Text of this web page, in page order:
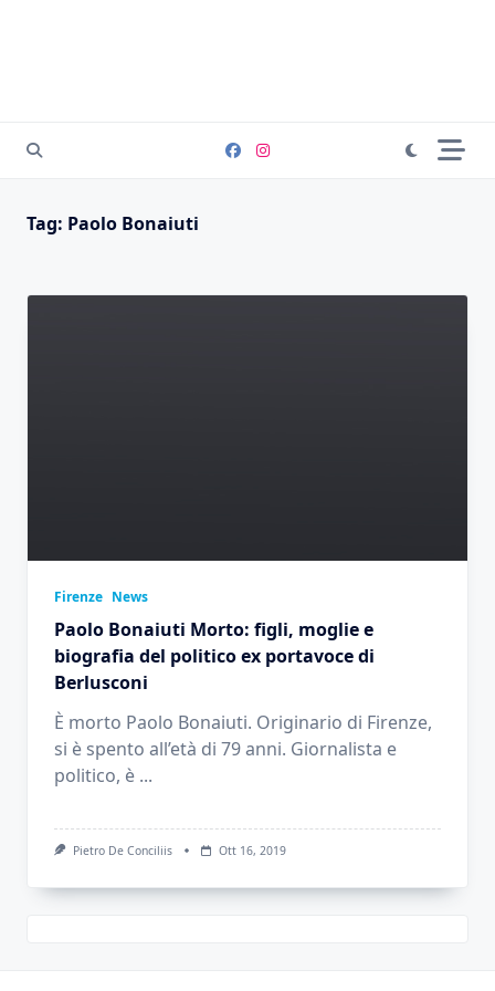
Tag: Paolo Bonaiuti
Firenze News
Paolo Bonaiuti Morto: figli, moglie e
biografia del politico ex portavoce di
Berlusconi
È morto Paolo Bonaiuti. Originario di Firenze,
si è spento all’età di 79 anni. Giornalista e
politico, è ...
Pietro De Conciliis Ott 16, 2019